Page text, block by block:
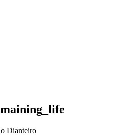
Dianteiro